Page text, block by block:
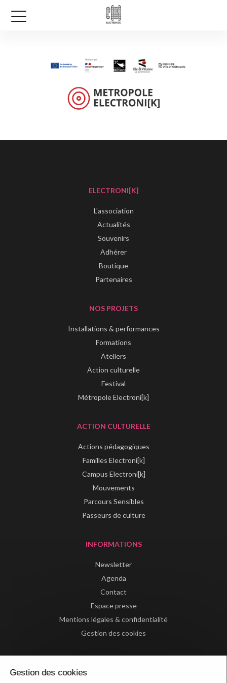
ELECTRONI[K]
L'association
Actualités
Souvenirs
Adhérer
Boutique
Partenaires
NOS PROJETS
Installations & performances
Formations
Ateliers
Action culturelle
Festival
Métropole Electroni[k]
ACTION CULTURELLE
Actions pédagogiques
Familles Electroni[k]
Campus Electroni[k]
Mouvements
Parcours Sensibles
Passeurs de culture
INFORMATIONS
Newsletter
Agenda
Contact
Espace presse
Mentions légales & confidentialité
Gestion des cookies
Gestion des cookies